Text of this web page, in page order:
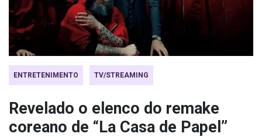
ENTRETENIMENTO TV/STREAMING
Revelado o elenco do remake
coreano de “La Casa de Papel”